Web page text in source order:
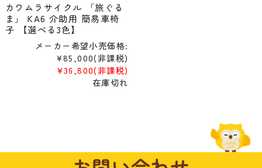
カワムラサイクル 「旅ぐる
ま」 KA6 介助用 簡易車椅
子 【選べる3色】
メーカー希望小売価格:
¥85,000(非課税)
¥36,800(非課税)
在庫切れ